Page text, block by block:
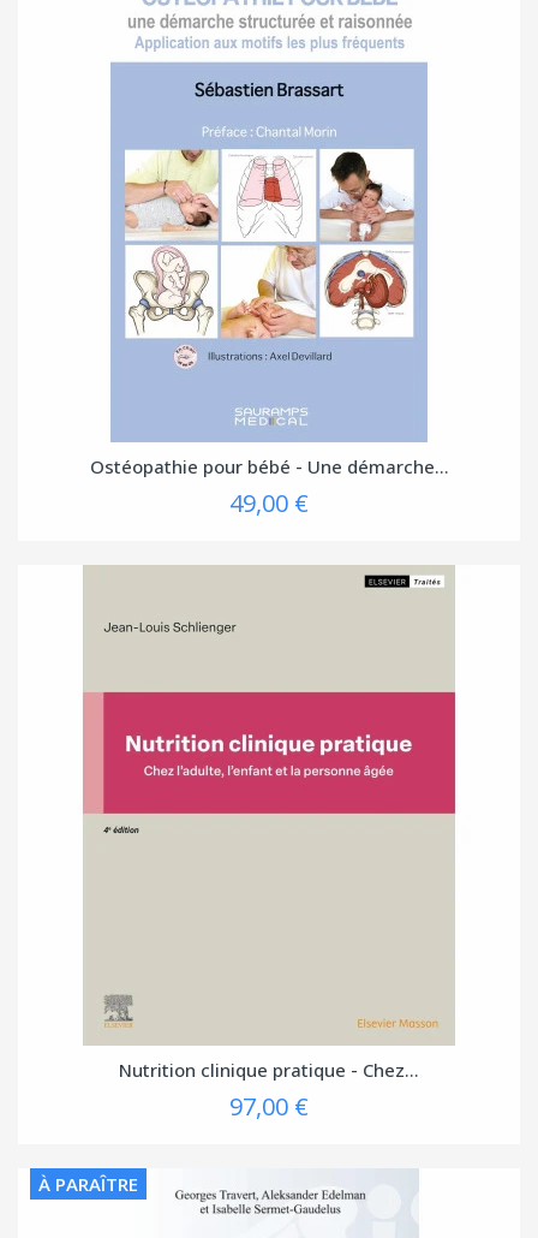
Ostéopathie pour bébé - Une démarche...
49,00 €
Nutrition clinique pratique - Chez...
97,00 €
À PARAÎTRE